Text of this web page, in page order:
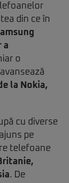
din ce în
a
o
la Nokia,
cu diverse
pe
telefoane
. De